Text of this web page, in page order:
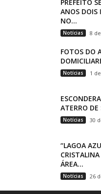
PREFEITO
ANOS DOIS
NO...
Notícias 8
FOTOS DO
Notícias 1
ATERRO
Notícias 30
“LAGOA
ÁREA...
Notícias 26